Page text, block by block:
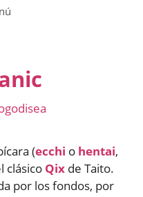
(ecchi o hentai,
clásico Qix de Taito.
por los fondos, por